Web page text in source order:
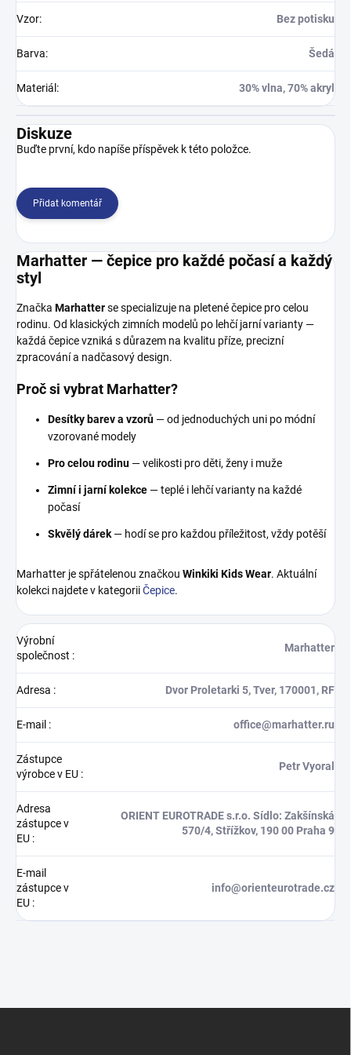
Vzor: Bez potisku
Barva: Šedá
Materiál : 30% vlna, 70% akryl
Diskuze
Buďte první, kdo napíše příspěvek k této položce.
Přidat komentář
Marhatter — čepice pro každé počasí a každý
styl
Značka Marhatterse specializuje na pletené čepice pro celou
rodinu. Od klasických zimních modelů po lehčí jarní varianty —
každá čepice vzniká s důrazem na kvalitu příze, precizní
zpracování a nadčasový design.
Proč si vybrat Marhatter?
Desítky barev a vzorů — od jednoduchých uni po módní
vzorované modely
Pro celou rodinu — velikosti pro děti, ženy i muže
Zimní i jarní kolekce — teplé i lehčí varianty na každé
počasí
Skvělý dárek — hodí se pro každou příležitost, vždy potěší
Marhatter je spřátelenou značkou Winkiki Kids Wear. Aktuální
kolekci najdete v kategoriiČepice.
Výrobní
společnost :
Marhatter
Adresa : Dvor Proletarki 5, Tver, 170001, RF
E-mail : office@marhatter.ru
Zástupce
výrobce v EU :
Petr Vyoral
Adresa
zástupce v
EU :
ORIENT EUROTRADE s.r.o. Sídlo: Zakšínská
570/4, Střížkov, 190 00 Praha 9
E-mail
zástupce v
EU :
info@orienteurotrade.cz